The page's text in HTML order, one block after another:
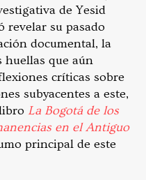
de Yesid
revelar su pasado
documental, la
huellas que aún
críticas sobre
subyacentes a este,
La Bogotá de los
en el Antiguo
principal de este